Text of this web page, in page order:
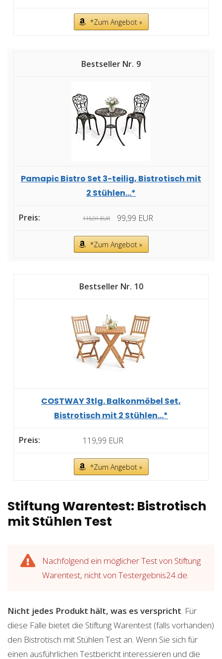
*Zum Angebot »
9
Pamapic Bistro Set 3-teilig, Bistrotisch mit
2 Stühlen...*
115,91 EUR 99,99 EUR
*Zum Angebot »
10
COSTWAY 3tlg. Balkonmöbel Set,
Bistrotisch mit 2 Stühlen...*
119,99 EUR
*Zum Angebot »
Stiftung Warentest: Bistrotisch
mit Stühlen Test
Nachfolgend ein möglicher Test von Stiftung
Warentest, nicht von Testergebnis24.de.
Nicht jedes Produkt hält, was es verspricht. Für
diese Fälle bietet die Stiftung Warentest (falls vorhanden)
den Bistrotisch mit Stühlen Test an. Wenn Sie sich für
einen ausführlichen Testbericht interessieren und die